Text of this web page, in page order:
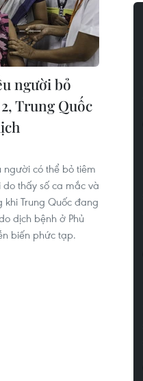
người bỏ
Trung Quốc
có thể bỏ tiêm
thấy số ca mắc và
Trung Quốc đang
dịch bệnh ở Phủ
biến phức tạp.